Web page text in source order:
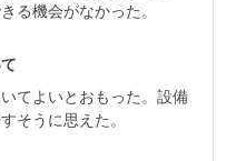
る機会がなかった。
てよいとおもった。設備
そうに思えた。